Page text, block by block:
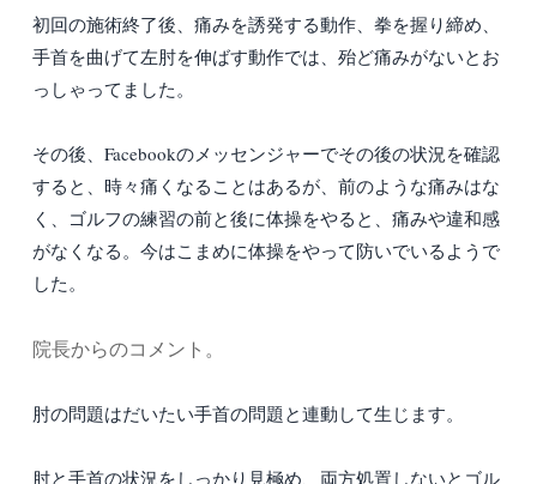
初回の施術終了後、痛みを誘発する動作、拳を握り締め、
手首を曲げて左肘を伸ばす動作では、殆ど痛みがないとお
っしゃってました。
その後、Facebookのメッセンジャーでその後の状況を確認
すると、時々痛くなることはあるが、前のような痛みはな
く、ゴルフの練習の前と後に体操をやると、痛みや違和感
がなくなる。今はこまめに体操をやって防いでいるようで
した。
院長からのコメント。
肘の問題はだいたい手首の問題と連動して生じます。
肘と手首の状況をしっかり見極め、両方処置しないとゴル